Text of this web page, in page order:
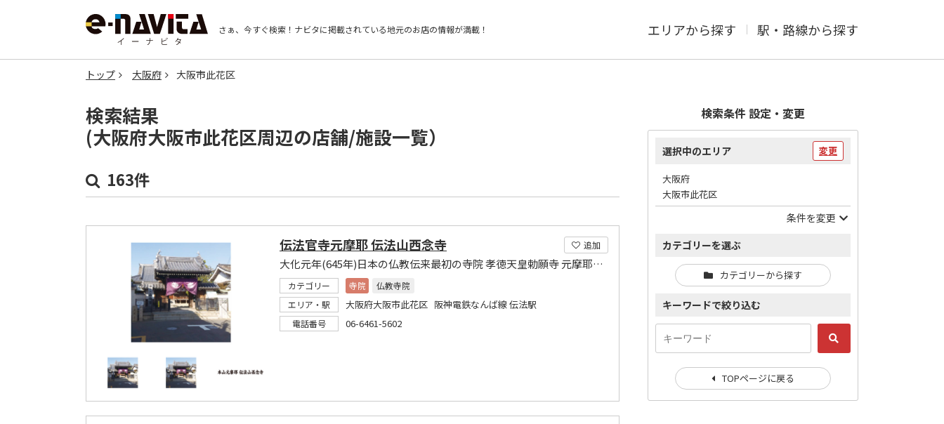
さぁ、今すぐ検索！ ナビタに掲載されている地元のお店の情報が満載！ エリアから探す 駅・路線から探す
トップ 大阪府 大阪市此花区
検索結果
(大阪府大阪市此花区周辺の店舗/施設一覧）
163件
追加
伝法官寺元摩耶 伝法山西念寺
大化元年(645年)日本の仏教伝来最初の寺院 孝徳天皇勅願寺 元摩耶観音(十一面観音菩薩)
カテゴリー 寺院
仏教寺院
エリア・駅
大阪府大阪市此花区 阪神電鉄なんば線 伝法駅
電話番号 06-6461-5602
検索条件 設定・変更
選択中のエリア 変更
大阪府
大阪市此花区
条件を変更
カテゴリーを選ぶ
カテゴリーから探す
キーワードで絞り込む
TOPページに戻る